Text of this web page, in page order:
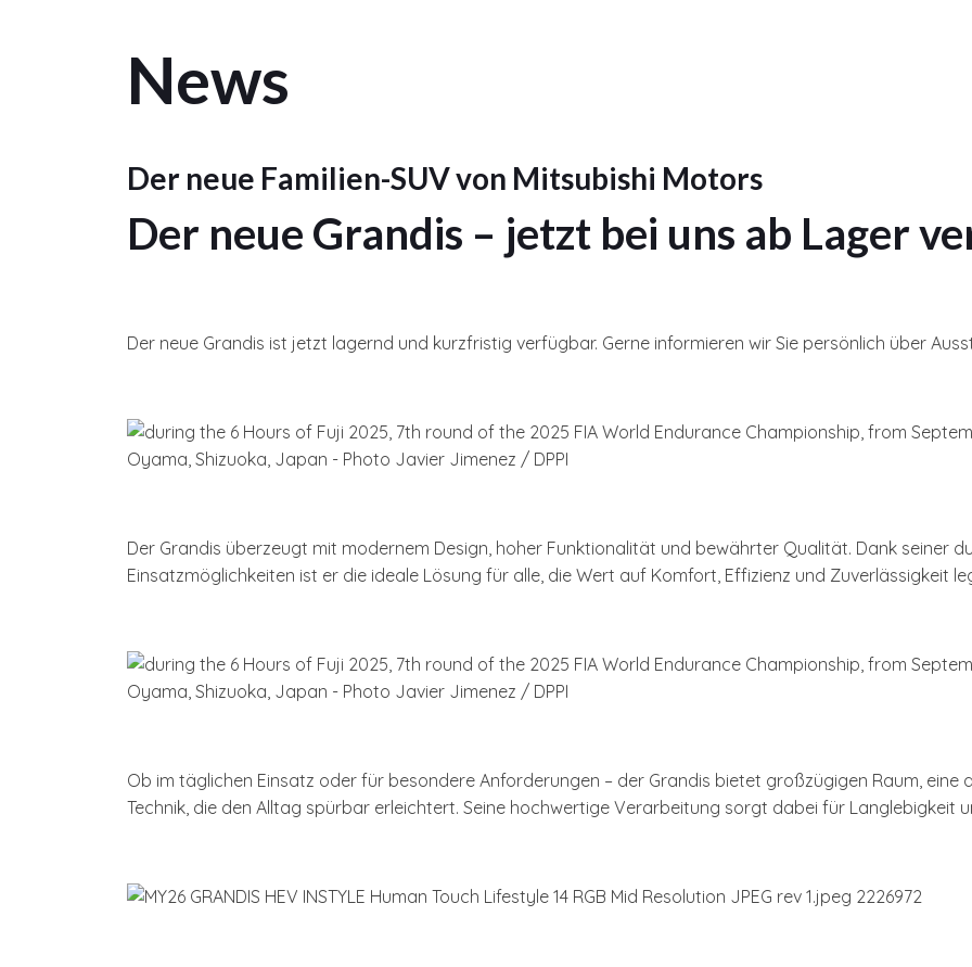
News
Der neue Familien-SUV von Mitsubishi Motors
Der neue Grandis – jetzt bei uns ab Lager
Der neue Grandis ist jetzt lagernd und kurzfristig verfügbar. Gerne informieren wir Sie persönlich über
Der Grandis überzeugt mit modernem Design, hoher Funktionalität und bewährter Qualität. Dank seiner
Einsatzmöglichkeiten ist er die ideale Lösung für alle, die Wert auf Komfort, Effizienz und Zuverlässigkeit
Ob im täglichen Einsatz oder für besondere Anforderungen – der Grandis bietet großzügigen Raum, eine
Technik, die den Alltag spürbar erleichtert. Seine hochwertige Verarbeitung sorgt dabei für Langlebigkeit